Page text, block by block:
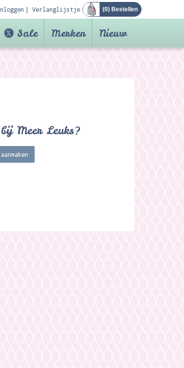
Verlanglijstje (0) Bestellen
Sale Merken Nieuw
Meer Leuks?